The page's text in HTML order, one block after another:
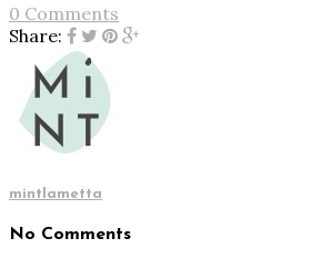
0 Comments
Share:
mintlametta
No Comments